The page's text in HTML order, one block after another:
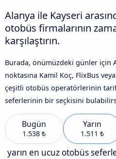
Alanya ile Kayseri
otobüs firmalarının
karşılaştırın.
Burada, önümüzdeki günler için
noktasına Kamil Koç, FlixBus
çeşitli otobüs operatörlerinin
seferlerinin bir seçkisini
Bugün
1.538 ₺
Yarın
1.511 ₺
yarın en ucuz otobüs